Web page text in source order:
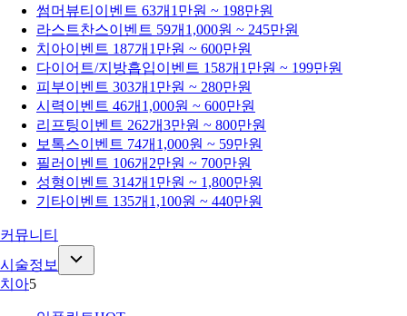
썸머뷰티 이벤트 63개 1만원 ~ 198만원
라스트찬스이벤트 59개 1,000원 ~ 245만원
치아이벤트 187개 1만원 ~ 600만원
다이어트/지방흡입이벤트 158개 1만원 ~ 199만원
피부이벤트 303개 1만원 ~ 280만원
시력이벤트 46개 1,000원 ~ 600만원
리프팅이벤트 262개3만원 ~ 800만원
보톡스이벤트 74개 1,000원 ~ 59만원
필러 이벤트 106개 2만원 ~ 700만원
성형이벤트 314개 1만원 ~ 1,800만원
기타이벤트 135개 1,100원 ~ 440만원
커뮤니티
시술정보
치아5